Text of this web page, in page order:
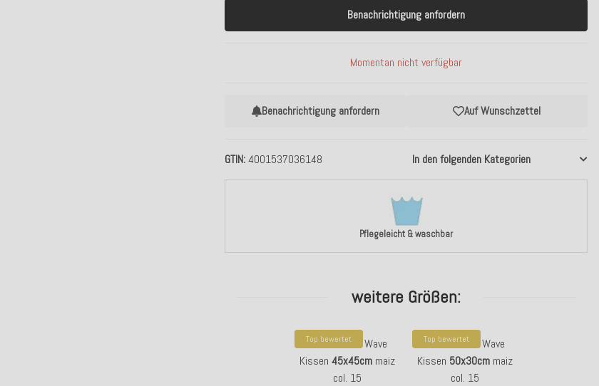
Pflegeleicht & waschbar
GTIN 4001537036148 In den folgenden Kategorien
Benachrichtigung anfordern Auf Wunschzettel
Benachrichtigung anfordern
Momentan nicht verfügbar
weitere Größen:
Top bewertet
H.O.C.K. Cord Wave
Kissen45x45cm maiz
col. 15
Top bewertet
H.O.C.K. Cord Wave
Kissen 50x30cm maiz
col. 15